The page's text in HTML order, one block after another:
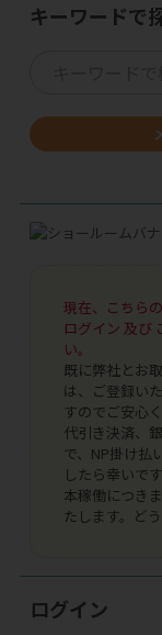
キーワードで
現在、こちら
ログイン 及び
い。
既に弊社とお
は、ご登録い
すのでご安心く
代引き決済、
で、NP掛け
したら幸いです
本稼働につき
たします。ど
ログイン